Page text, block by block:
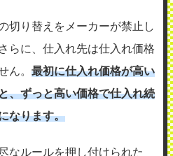
切り替えをメーカーが禁止し
らに、仕入れ先は仕入れ価格
ん。 最初に仕入れ価格が高い
、ずっと高い価格で仕入れ続
なります。
なルールを押し付けられた